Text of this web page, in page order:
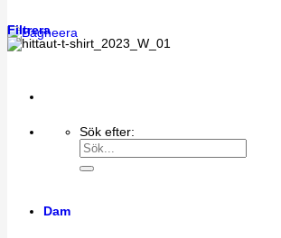
Sök efter:
Dam
Filtrera